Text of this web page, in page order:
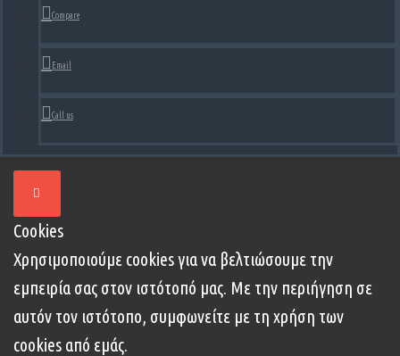
Compare
Email
Call us
Cookies
Χρησιμοποιούμε cookies για να βελτιώσουμε την
εμπειρία σας στον ιστότοπό μας. Με την περιήγηση σε
αυτόν τον ιστότοπο, συμφωνείτε με τη χρήση των
cookies από εμάς.